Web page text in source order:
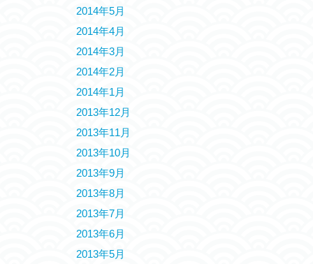
2014年5月
2014年4月
2014年3月
2014年2月
2014年1月
2013年12月
2013年11月
2013年10月
2013年9月
2013年8月
2013年7月
2013年6月
2013年5月